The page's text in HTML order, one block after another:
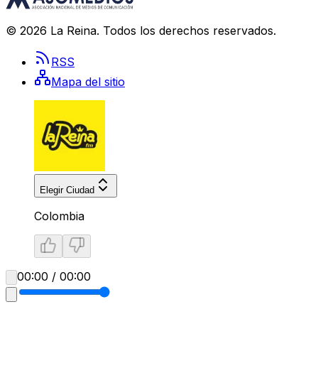
© 2026 La Reina. Todos los derechos reservados.
RSS
Mapa del sitio
Elegir Ciudad
Colombia
00:00 / 00:00